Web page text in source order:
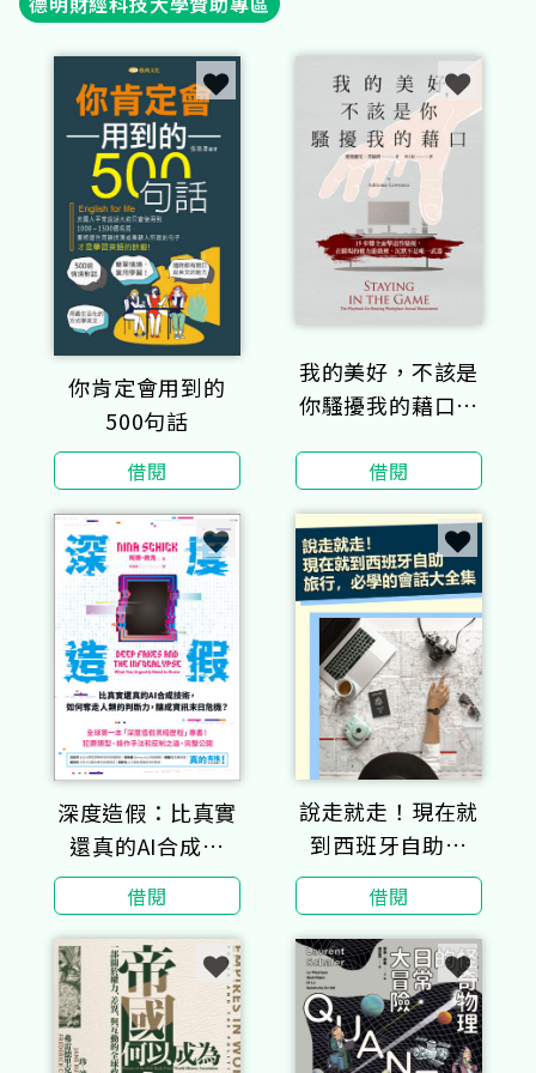
你肯定會用到的
500句話
借閱
我的美好，不該是
你騷擾我的藉口：
騷擾，在職場的權
力遊戲裡，沉默不
是唯一武器
借閱
深度造假：比真實
還真的AI合成技
術，如何奪走人類
的判斷力，釀成資
訊末日危機？
借閱
說走就走！現在就
到西班牙自助旅
行，必學的會話大
全集
借閱